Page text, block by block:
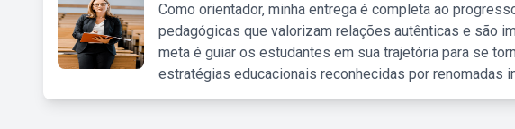
Como orientador, minha entrega é completa ao
pedagógicas que valorizam relações autênticas e são
meta é guiar os estudantes em sua trajetória para se
estratégias educacionais reconhecidas por renomadas